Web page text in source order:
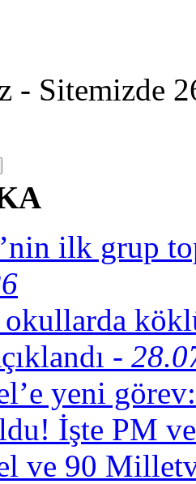
- Sitemizde
ilk grup
okullarda
-
yeni
İşte PM
ve 90